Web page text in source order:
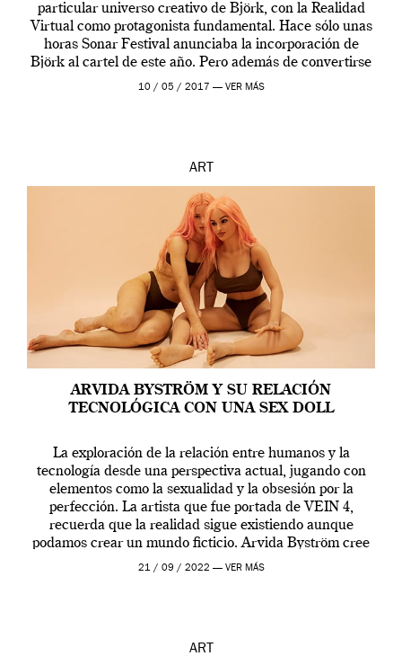
particular universo creativo de Björk, con la Realidad
Virtual como protagonista fundamental. Hace sólo unas
horas Sonar Festival anunciaba la incorporación de
Björk al cartel de este año. Pero además de convertirse
en una de las actuaciones más relevantes […]
10 / 05 / 2017 — VER MÁS
ART
ARVIDA BYSTRÖM Y SU RELACIÓN
TECNOLÓGICA CON UNA SEX DOLL
La exploración de la relación entre humanos y la
tecnología desde una perspectiva actual, jugando con
elementos como la sexualidad y la obsesión por la
perfección. La artista que fue portada de VEIN 4,
recuerda que la realidad sigue existiendo aunque
podamos crear un mundo ficticio. Arvida Byström cree
que los humanos tienen un complejo […]
21 / 09 / 2022 — VER MÁS
ART